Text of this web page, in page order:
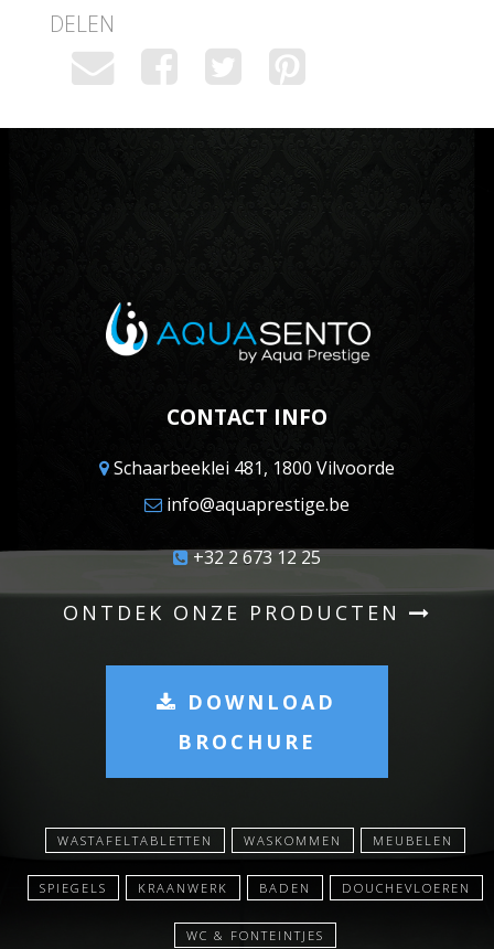
DELEN
CONTACT INFO
Schaarbeeklei 481, 1800 Vilvoorde
info@aquaprestige.be
+32 2 673 12 25
ONTDEK ONZE PRODUCTEN
DOWNLOAD
BROCHURE
WASTAFELTABLETTEN WASKOMMEN MEUBELEN
SPIEGELS KRAANWERK BADEN DOUCHEVLOEREN
WC & FONTEINTJES